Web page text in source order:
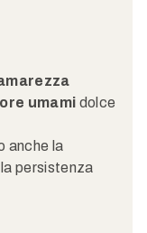
umami dolce
anche la
persistenza